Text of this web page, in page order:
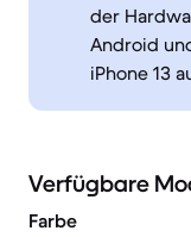
der
Android
iPhone 13
Verfügbare
Farbe